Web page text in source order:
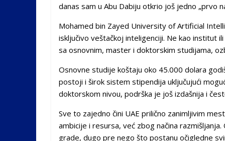
danas sam u Abu Dabiju otkrio još jedno „prvo
Mohamed bin Zayed University of Artificial
isključivo veštačkoj inteligenciji. Ne kao institut
sa osnovnim, master i doktorskim studijama,
Osnovne studije koštaju oko 45.000 dolara
postoji i širok sistem stipendija uključujući
doktorskom nivou, podrška je još izdašnija i
Sve to zajedno čini UAE prilično zanimljivim
ambicije i resursa, već zbog načina
grade, dugo pre nego što postanu očigledne